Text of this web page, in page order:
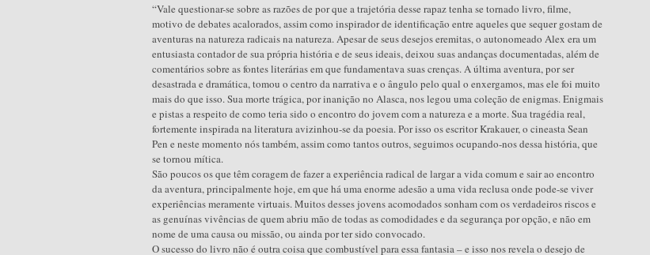
“Vale questionar-se sobre as razões de por que a trajetória desse rapaz tenha se tornado livro, filme,
motivo de debates acalorados, assim como inspirador de identificação entre aqueles que sequer gostam de
aventuras na natureza radicais na natureza. Apesar de seus desejos eremitas, o autonomeado Alex era um
entusiasta contador de sua própria história e de seus ideais, deixou suas andanças documentadas, além de
comentários sobre as fontes literárias em que fundamentava suas crenças. A última aventura, por ser
desastrada e dramática, tomou o centro da narrativa e o ângulo pelo qual o enxergamos, mas ele foi muito
mais do que isso. Sua morte trágica, por inanição no Alasca, nos legou uma coleção de enigmas. Enigmais
e pistas a respeito de como teria sido o encontro do jovem com a natureza e a morte. Sua tragédia real,
fortemente inspirada na literatura avizinhou-se da poesia. Por isso os escritor Krakauer, o cineasta Sean
Pen e neste momento nós também, assim como tantos outros, seguimos ocupando-nos dessa história, que
se tornou mítica.
São poucos os que têm coragem de fazer a experiência radical de largar a vida comum e sair ao encontro
da aventura, principalmente hoje, em que há uma enorme adesão a uma vida reclusa onde pode-se viver
experiências meramente virtuais. Muitos desses jovens acomodados sonham com os verdadeiros riscos e
as genuínas vivências de quem abriu mão de todas as comodidades e da segurança por opção, e não em
nome de uma causa ou missão, ou ainda por ter sido convocado.
O sucesso do livro não é outra coisa que combustível para essa fantasia – e isso nos revela o desejo de